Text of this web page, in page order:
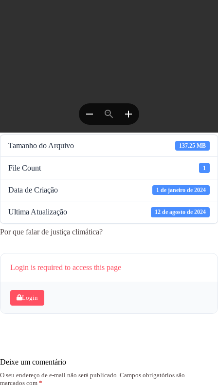
Tamanho do Arquivo 137.25 MB
File Count 1
Data de Criação 1 de janeiro de 2024
Ultima Atualização 12 de agosto de 2024
Por que falar de justiça climática?
Login is required to access this page
Login
Deixe um comentário
O seu endereço de e-mail não será publicado. Campos obrigatórios são
marcados com *